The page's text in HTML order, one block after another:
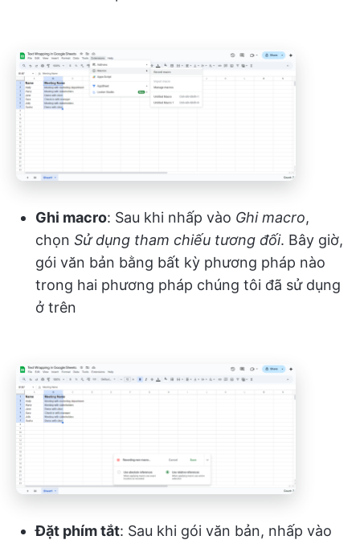
Ghi macro: Sau khi nhấp vào Ghi macro,
chọn Sử dụng tham chiếu tương đối. Bây giờ,
gói văn bản bằng bất kỳ phương pháp nào
trong hai phương pháp chúng tôi đã sử dụng
ở trên
Đặt phím tắt: Sau khi gói văn bản, nhấp vào